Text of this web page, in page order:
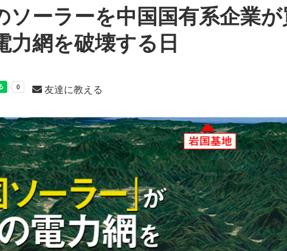
ソーラーを中国国有系企業が
力網を破壊する日
友達に教える